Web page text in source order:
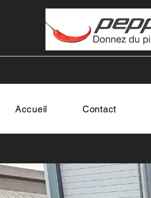
Accueil Contact